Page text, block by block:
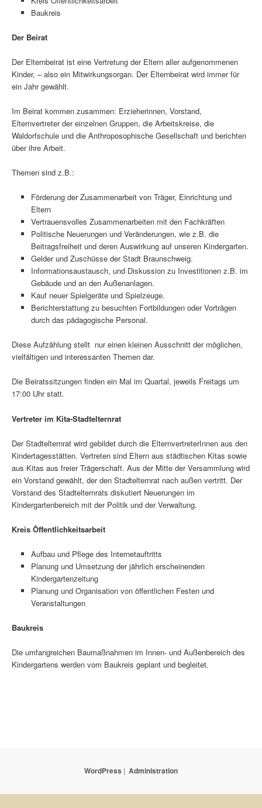
Baukreis
Der Beirat
Der Elternbeirat ist eine Vertretung der Eltern aller aufgenommenen
Kinder, – also ein Mitwirkungsorgan. Der Elternbeirat wird immer für
ein Jahr gewählt.
Im Beirat kommen zusammen: Erzieherinnen, Vorstand,
Elternvertreter der einzelnen Gruppen, die Arbeitskreise, die
Waldorfschule und die Anthroposophische Gesellschaft und berichten
über ihre Arbeit.
Themen sind z.B.:
Förderung der Zusammenarbeit von Träger, Einrichtung und
Eltern
Vertrauensvolles Zusammenarbeiten mit den Fachkräften
Politische Neuerungen und Veränderungen, wie z.B. die
Beitragsfreiheit und deren Auswirkung auf unseren Kindergarten.
Gelder und Zuschüsse der Stadt Braunschweig.
Informationsaustausch, und Diskussion zu Investitionen z.B. im
Gebäude und an den Außenanlagen.
Kauf neuer Spielgeräte und Spielzeuge.
Berichterstattung zu besuchten Fortbildungen oder Vorträgen
durch das pädagogische Personal.
Diese Aufzählung stellt nur einen kleinen Ausschnitt der möglichen,
vielfältigen und interessanten Themen dar.
Die Beiratssitzungen finden ein Mal im Quartal, jeweils Freitags um
17:00 Uhr statt.
Vertreter im Kita-Stadtelternrat
Der Stadtelternrat wird gebildet durch die ElternvertreterInnen aus den
Kindertagesstätten. Vertreten sind Eltern aus städtischen Kitas sowie
aus Kitas aus freier Trägerschaft. Aus der Mitte der Versammlung wird
ein Vorstand gewählt, der den Stadtelternrat nach außen vertritt. Der
Vorstand des Stadtelternrats diskutiert Neuerungen im
Kindergartenbereich mit der Politik und der Verwaltung.
Kreis Öffentlichkeitsarbeit
Aufbau und Pflege des Internetauftritts
Planung und Umsetzung der jährlich erscheinenden
Kindergartenzeitung
Planung und Organisation von öffentlichen Festen und
Veranstaltungen
Baukreis
Die umfangreichen Baumaßnahmen im Innen- und Außenbereich des
Kindergartens werden vom Baukreis geplant und begleitet.
WordPress | Administration